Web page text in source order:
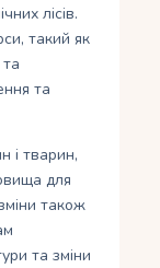
лісів.
такий як
та
і тварин,
для
також
та зміни